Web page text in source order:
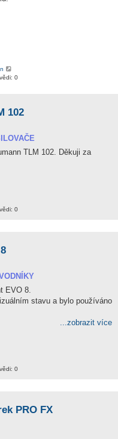
0
102
TLM 102. Děkuji za
0
EVO 8.
stavu a bylo používáno
...zobrazit více
0
PRO FX